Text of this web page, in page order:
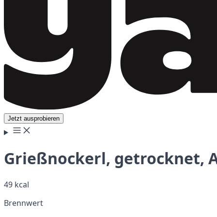
Jetzt ausprobieren
Grießnockerl, getrocknet,
49 kcal
Brennwert